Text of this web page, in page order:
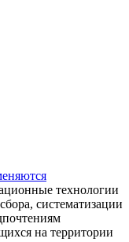
технологии
систематизации
на территории